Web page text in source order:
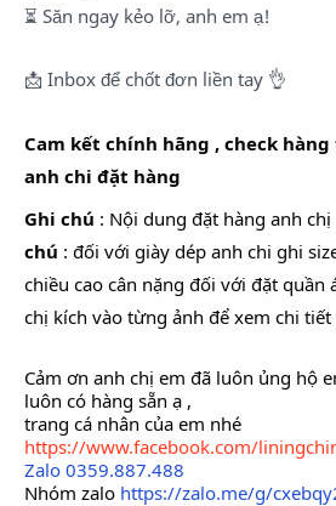
⏳ Săn ngay kẻo lỡ, anh em ạ!
📩 Inbox để chốt đơn liền tay 👌
Cam kết chính hãng , check
anh chi đặt hàng
Ghi chú : Nội dung đặt hàng anh
chú : đối với giày dép anh chi ghi
chiều cao cân nặng đối với đặt quần
chị kích vào từng ảnh để xem chi tiết
Cảm ơn anh chị em đã luôn ủng hộ
luôn có hàng sẵn ạ ,
trang cá nhân của em nhé
https://www.facebook.com/
Zalo 0359.887.488
Nhóm zalo https://zalo.me/g/